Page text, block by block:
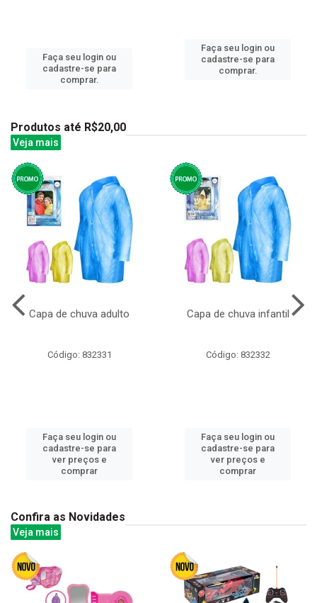
Faça seu login ou
cadastre-se para
comprar.
Faça seu login ou
cadastre-se para
comprar.
Produtos até R$20,00
Veja mais
Capa de chuva adulto
Código: 832331
Faça seu login ou
cadastre-se para
ver preços e
comprar
Capa de chuva infantil
Código: 832332
Faça seu login ou
cadastre-se para
ver preços e
comprar
Confira as Novidades
Veja mais